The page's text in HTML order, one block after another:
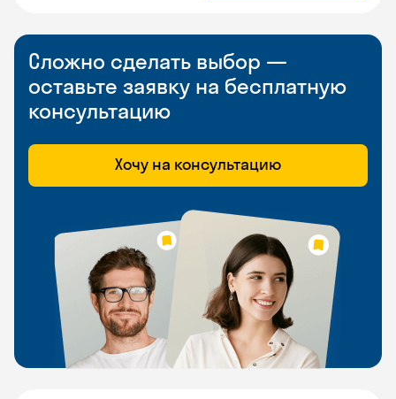
Сложно сделать выбор —
оставьте заявку на бесплатную
консультацию
Хочу на консультацию